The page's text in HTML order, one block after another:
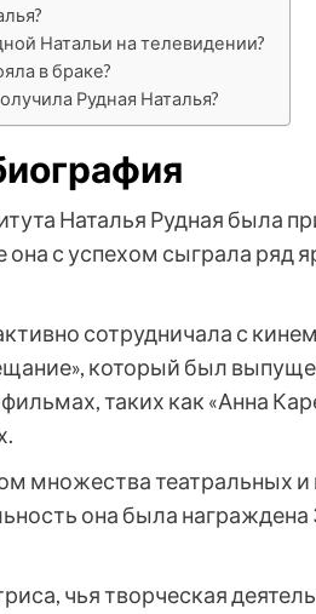
Натальи на телевидении?
в браке?
Рудная Наталья?
Наталья Рудная была
с успехом сыграла ряд
сотрудничала с
который был
таких как «Анна
множества театральных
она была
чья творческая